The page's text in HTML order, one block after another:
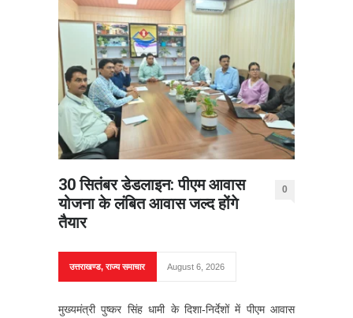
30 सितंबर डेडलाइन: पीएम आवास
योजना के लंबित आवास जल्द होंगे
तैयार
0
उत्तराखण्ड,राज्य समाचार August 6, 2026
मुख्यमंत्री पुष्कर सिंह धामी के दिशा-निर्देशों में पीएम आवास